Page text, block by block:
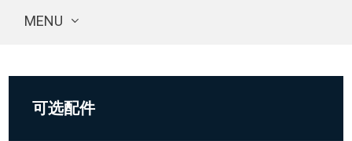
MENU
可选配件